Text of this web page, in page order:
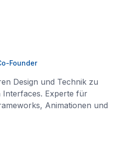
Founder
Design und Technik zu
Experte für
Animationen und